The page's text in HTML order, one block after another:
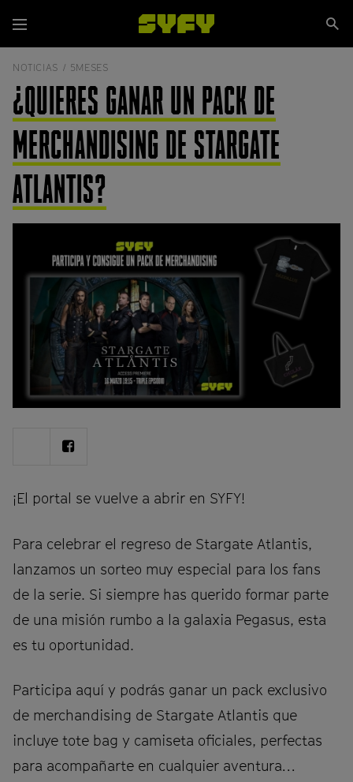
contenido
principal
Menú
NOTICIAS / 5MESES
¿QUIERES GANAR UN PACK DE
MERCHANDISING DE STARGATE
ATLANTIS?
ShareShare
¡El portal se vuelve a abrir en SYFY!
Para celebrar el regreso de Stargate Atlantis,
lanzamos un sorteo muy especial para los fans
de la serie. Si siempre has querido formar parte
de una misión rumbo a la galaxia Pegasus, esta
es tu oportunidad.
Participa aquí y podrás ganar un pack exclusivo
de merchandising de Stargate Atlantis que
incluye tote bag y camiseta oficiales, perfectas
para acompañarte en cualquier aventura…